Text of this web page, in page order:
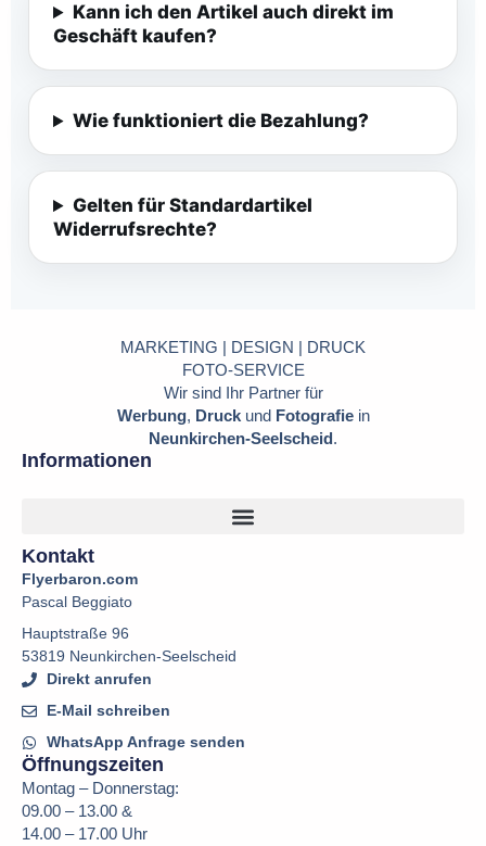
Kann ich den Artikel auch direkt im
Geschäft kaufen?
Wie funktioniert die Bezahlung?
Gelten für Standardartikel
Widerrufsrechte?
MARKETING | DESIGN | DRUCK
FOTO-SERVICE
Wir sind Ihr Partner für
Werbung, Druckund Fotografiein
Neunkirchen-Seelscheid.
Informationen
Kontakt
Flyerbaron.com
Pascal Beggiato
Hauptstraße 96
53819 Neunkirchen-Seelscheid
Direkt anrufen
E-Mail schreiben
WhatsApp Anfrage senden
Öffnungszeiten
Montag – Donnerstag:
09.00 – 13.00 &
14.00 – 17.00 Uhr